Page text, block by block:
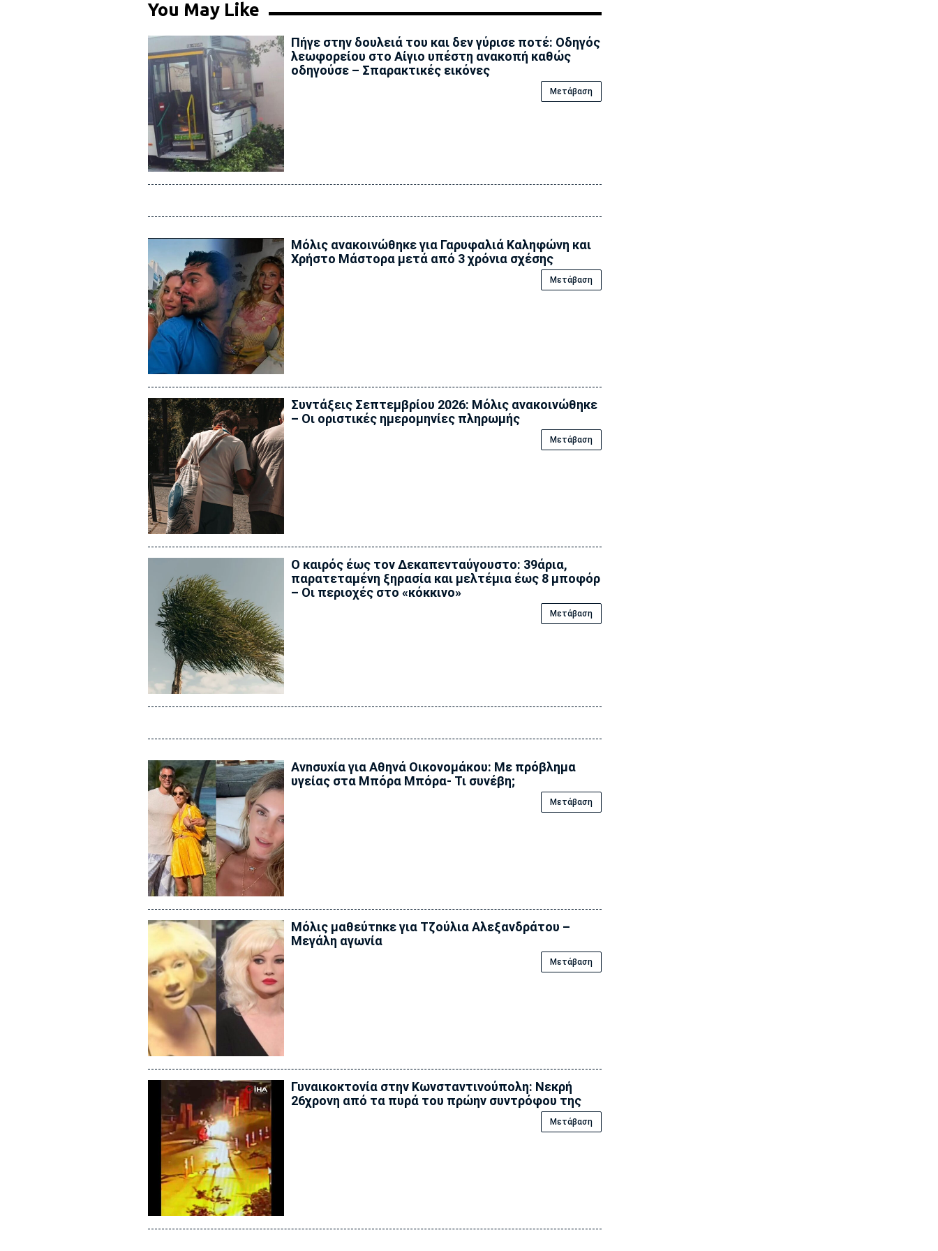
You May Like
Πήγε στην δουλειά του και δεν γύρισε ποτέ: Οδηγός
λεωφορείου στο Αίγιο υπέστη ανακοπή καθώς
οδηγούσε – Σπαρακτικές εικόνες
Μετάβαση
Μόλις ανακοινώθηκε για Γαρυφαλιά Καληφώνη και
Χρήστο Μάστορα μετά από 3 χρόνια σχέσης
Μετάβαση
Συντάξεις Σεπτεμβρίου 2026: Μόλις ανακοινώθηκε
– Οι οριστικές ημερομηνίες πληρωμής
Μετάβαση
Ο καιρός έως τον Δεκαπενταύγουστο: 39άρια,
παρατεταμένη ξηρασία και μελτέμια έως 8 μποφόρ
– Οι περιοχές στο «κόκκινο»
Μετάβαση
Ανnσυxία για Αθηνά Οικονομάκου: Με πρόβλημα
υγείας στα Μπόρα Μπόρα- Τι συνέβη;
Μετάβαση
Μόλις μαθεύτnκε για Τζούλια Αλεξανδράτου –
Μεγάλη αγωνία
Μετάβαση
Γυναικοκτονία στην Κωνσταντινούπολη: Νεκρή
26χρονη από τα πυρά του πρώην συντρόφου της
Μετάβαση